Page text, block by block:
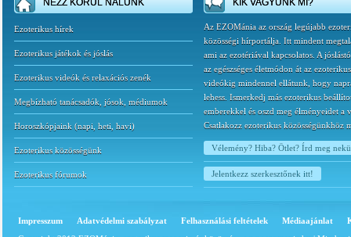
NÉZZ KÖRÜL NÁLUNK
Ezoterikus hírek
Ezoterikus játékok és jóslás
Ezoterikus videók és relaxációs zenék
Megbízható tanácsadók, jósok, médiumok
Horoszkópjaink (napi heti havi)
Ezoterikus közösségünk
Ezoterikus fórumok
KIK VAGYUNK MI?
Az EZOMánia az ország legújabb
közösségi hírportálja. Itt mindent
ami az ezotériával kapcsolatos. A
az egészséges életmódon át az ezoterikus
videókig mindennel ellátunk, hogy
lehess. Ismerkedj más ezoterikus
emberekkel és oszd meg élményeidet a
Csatlakozz ezoterikus közösségünkhöz
Vélemény? Hiba? Ötlet? Írd meg
Jelentkezz szerkesztőnek itt!
Impresszum Adatvédelmi szabályzat Felhasználási feltételek Médiaajánlat